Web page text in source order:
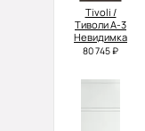
Tivoli /
Тиволи А-3
Невидимка
80 745 ₽